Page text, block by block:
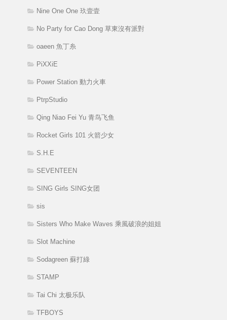
Nine One One 玖壹壹
No Party for Cao Dong 草東沒有派對
oaeen 魚丁糸
PiXXiE
Power Station 動力火車
PtrpStudio
Qing Niao Fei Yu 青鸟飞鱼
Rocket Girls 101 火箭少女
S.H.E
SEVENTEEN
SING Girls SING女团
sis
Sisters Who Make Waves 乘風破浪的姐姐
Slot Machine
Sodagreen 蘇打綠
STAMP
Tai Chi 太极乐队
TFBOYS